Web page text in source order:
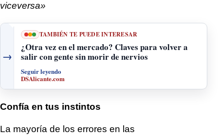
viceversa»
→
TAMBIÉN TE PUEDE INTERESAR
¿Otra vez en el mercado? Claves para volver a
salir con gente sin morir de nervios
Seguir leyendo
DSAlicante.com
Confía en tus instintos
La mayoría de los errores en las